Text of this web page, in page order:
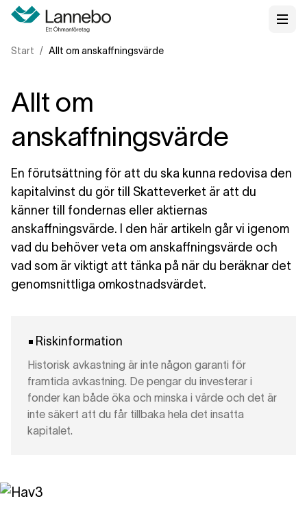
Start Allt om anskaffningsvärde
Allt om
anskaffningsvärde
En förutsättning för att du ska kunna redovisa den
kapitalvinst du gör till Skatteverket är att du
känner till fondernas eller aktiernas
anskaffningsvärde. I den här artikeln går vi igenom
vad du behöver veta om anskaffningsvärde och
vad som är viktigt att tänka på när du beräknar det
genomsnittliga omkostnadsvärdet.
Riskinformation
Historisk avkastning är inte någon garanti för
framtida avkastning. De pengar du investerar i
fonder kan både öka och minska i värde och det är
inte säkert att du får tillbaka hela det insatta
kapitalet.